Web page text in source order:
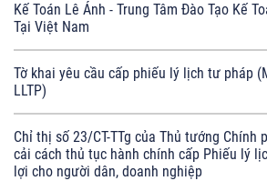
Kế Toán Lê Ánh - Trung Tâm Đào Tạo Kế
Tại Việt Nam
Tờ khai yêu cầu cấp phiếu lý lịch tư pháp
LLTP)
Chỉ thị số 23/CT-TTg của Thủ tướng Chính
cải cách thủ tục hành chính cấp Phiếu lý
lợi cho người dân, doanh nghiệp